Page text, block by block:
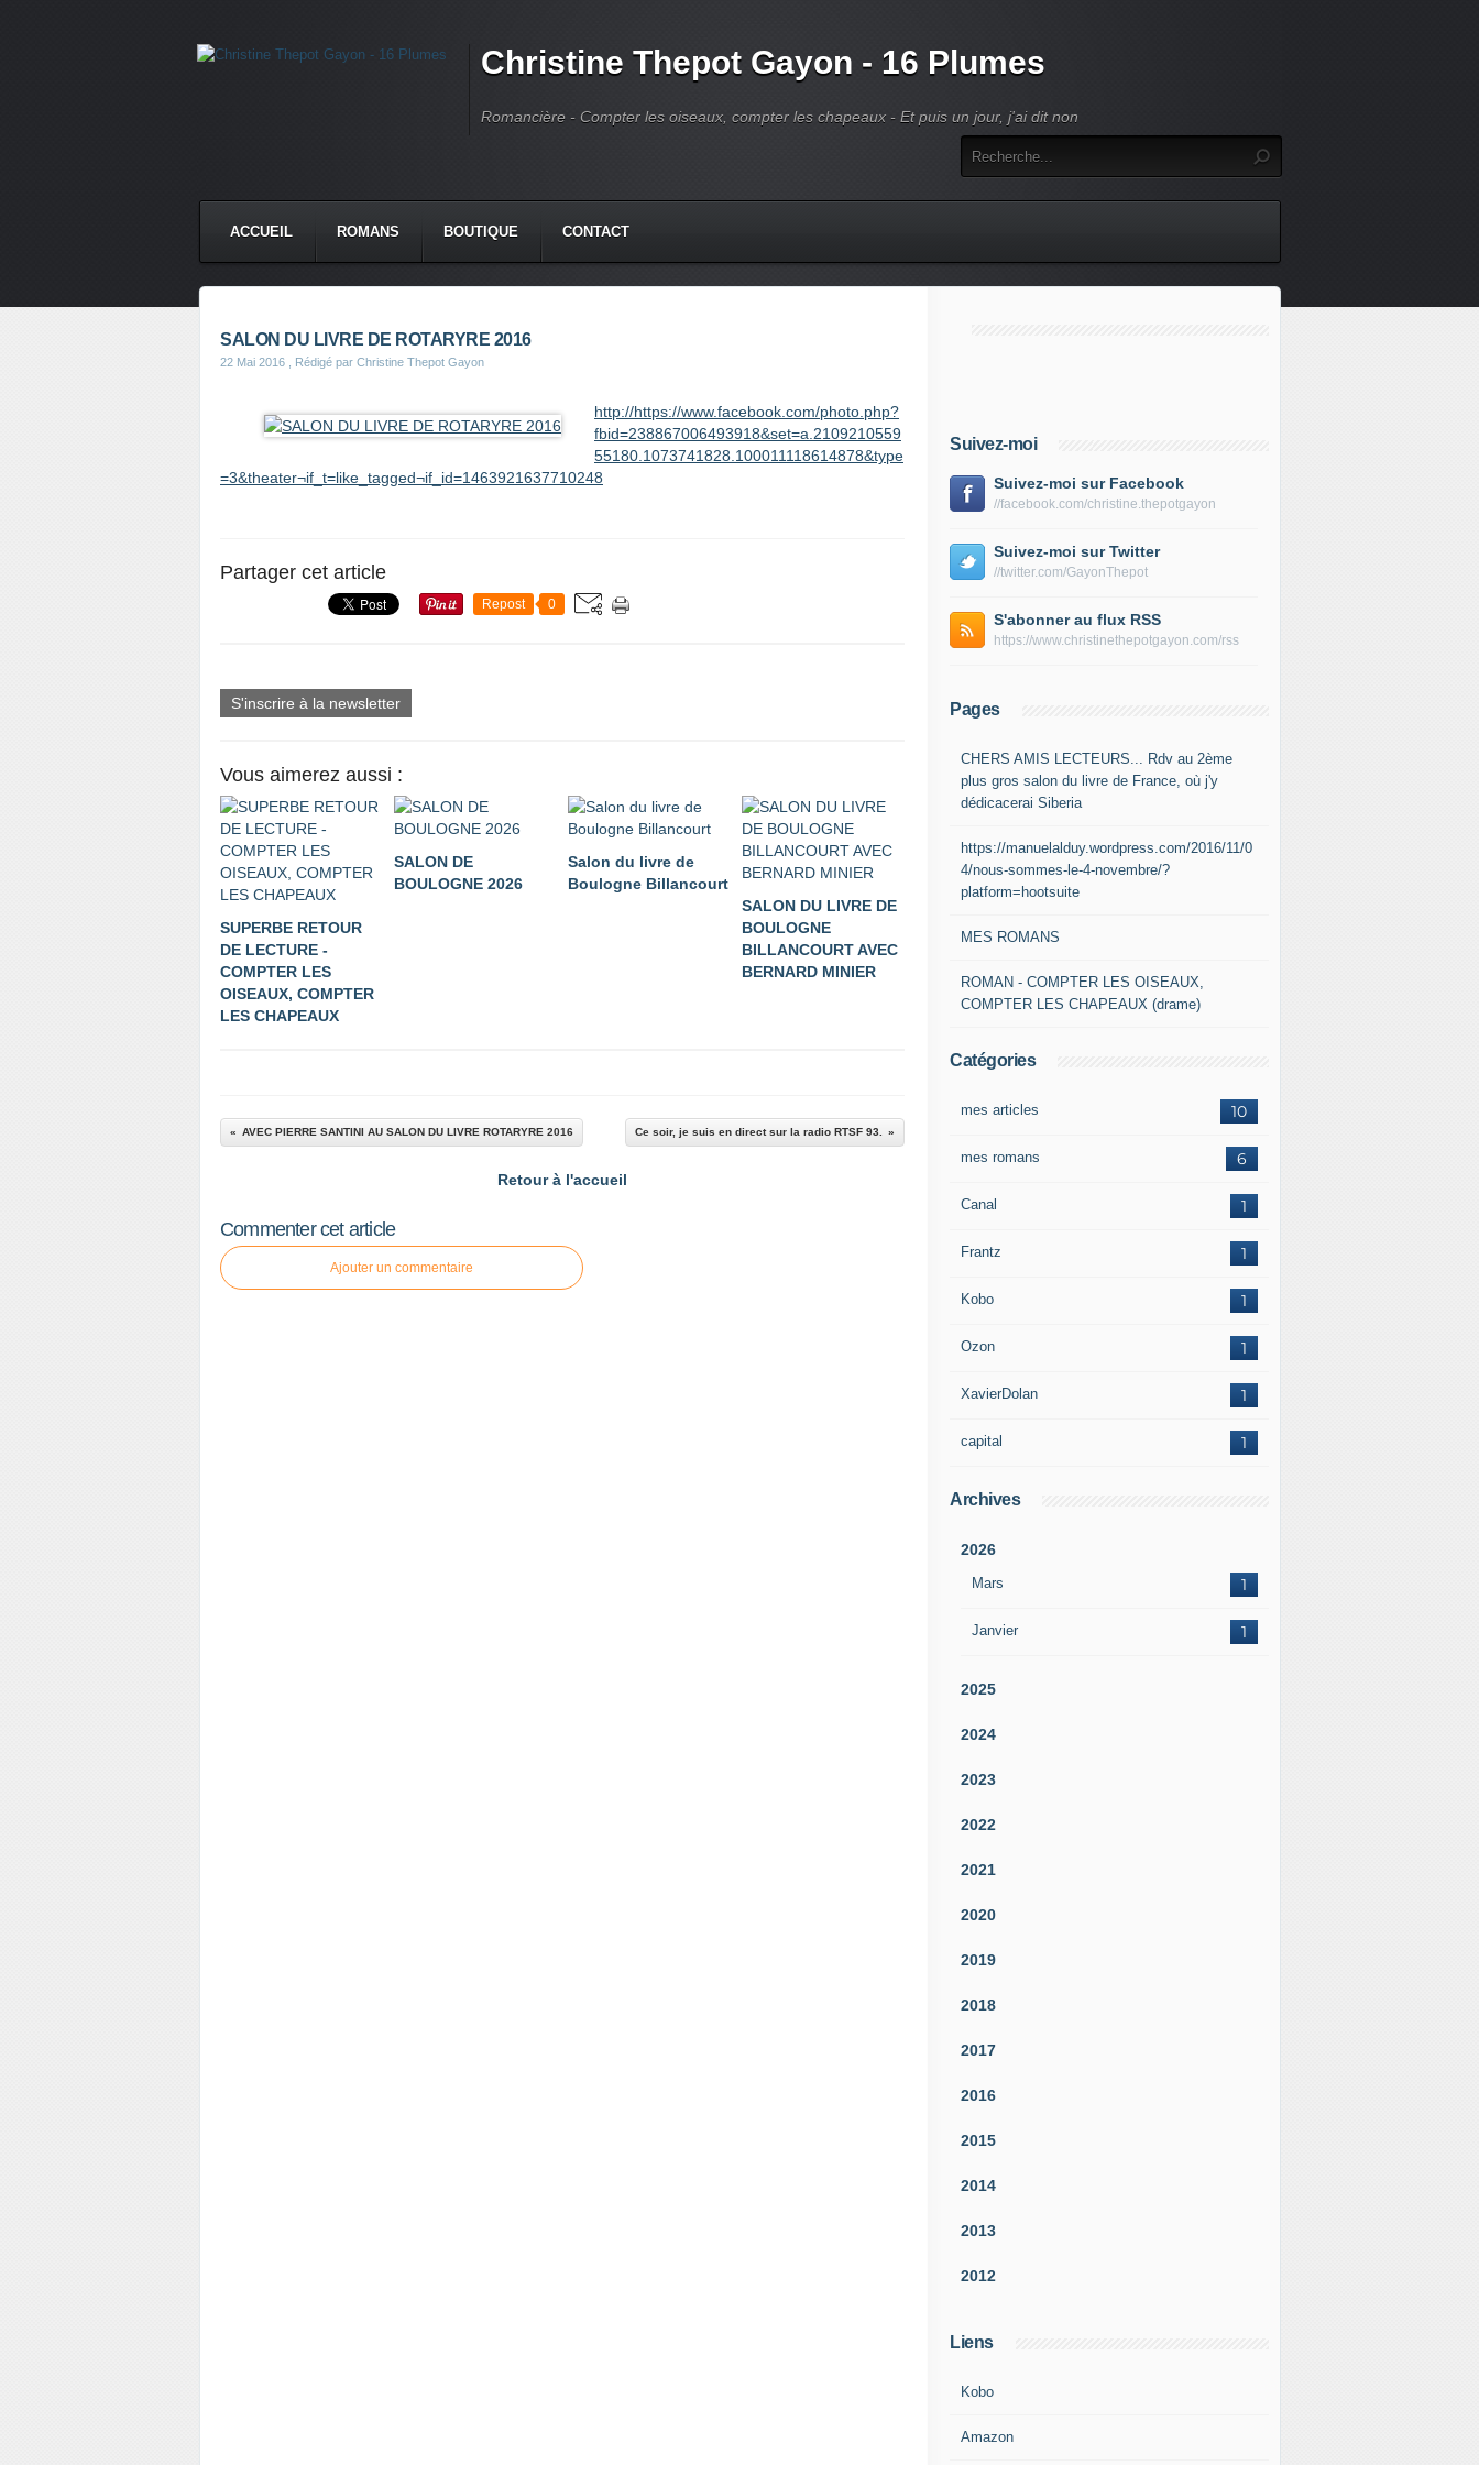
Christine Thepot Gayon - 16 Plumes
Romancière - Compter les oiseaux, compter les chapeaux - Et puis un jour, j'ai dit non
ACCUEIL ROMANS BOUTIQUE CONTACT
SALON DU LIVRE DE ROTARYRE 2016
22 Mai 2016 , Rédigé par Christine Thepot Gayon
http://https://www.facebook.com/photo.php?
fbid=238867006493918&set=a.2109210559
55180.1073741828.100011118614878&type
=3&theater¬if_t=like_tagged¬if_id=1463921637710248
Partager cet article
Repost 0
S'inscrire à la newsletter
Vous aimerez aussi :
SUPERBE RETOUR
DE LECTURE -
COMPTER LES
OISEAUX, COMPTER
LES CHAPEAUX
SALON DE
BOULOGNE 2026
Salon du livre de
Boulogne Billancourt
SALON DU LIVRE DE
BOULOGNE
BILLANCOURT AVEC
BERNARD MINIER
AVEC PIERRE SANTINI AU SALON DU LIVRE ROTARYRE 2016 Ce soir, je suis en direct sur la radio RTSF 93.
Retour à l'accueil
Commenter cet article
Ajouter un commentaire
Suivez-moi
Suivez-moi sur Facebook
//facebook.com/christine.thepotgayon
Suivez-moi sur Twitter
//twitter.com/GayonThepot
S'abonner au flux RSS
https://www.christinethepotgayon.com/rss
Pages
CHERS AMIS LECTEURS... Rdv au 2ème
plus gros salon du livre de France, où j'y
dédicacerai Siberia
https://manuelalduy.wordpress.com/2016/11/0
4/nous-sommes-le-4-novembre/?
platform=hootsuite
MES ROMANS
ROMAN - COMPTER LES OISEAUX,
COMPTER LES CHAPEAUX (drame)
Catégories
10
mes articles
6
mes romans
1
Canal
1
Frantz
1
Kobo
1
Ozon
1
XavierDolan
1
capital
Archives
2026
Mars 1
Janvier 1
2025
2024
2023
2022
2021
2020
2019
2018
2017
2016
2015
2014
2013
2012
Liens
Kobo
Amazon